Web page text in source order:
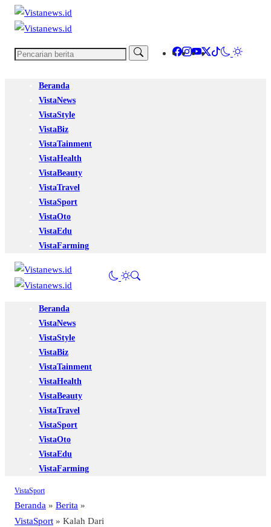
Beranda
VistaNews
VistaStyle
VistaBiz
VistaTainment
VistaHealth
VistaBeauty
VistaTravel
VistaSport
VistaOto
VistaEdu
VistaFarming
Beranda
VistaNews
VistaStyle
VistaBiz
VistaTainment
VistaHealth
VistaBeauty
VistaTravel
VistaSport
VistaOto
VistaEdu
VistaFarming
VistaSport
Beranda » Berita »
VistaSport » Kalah Dari